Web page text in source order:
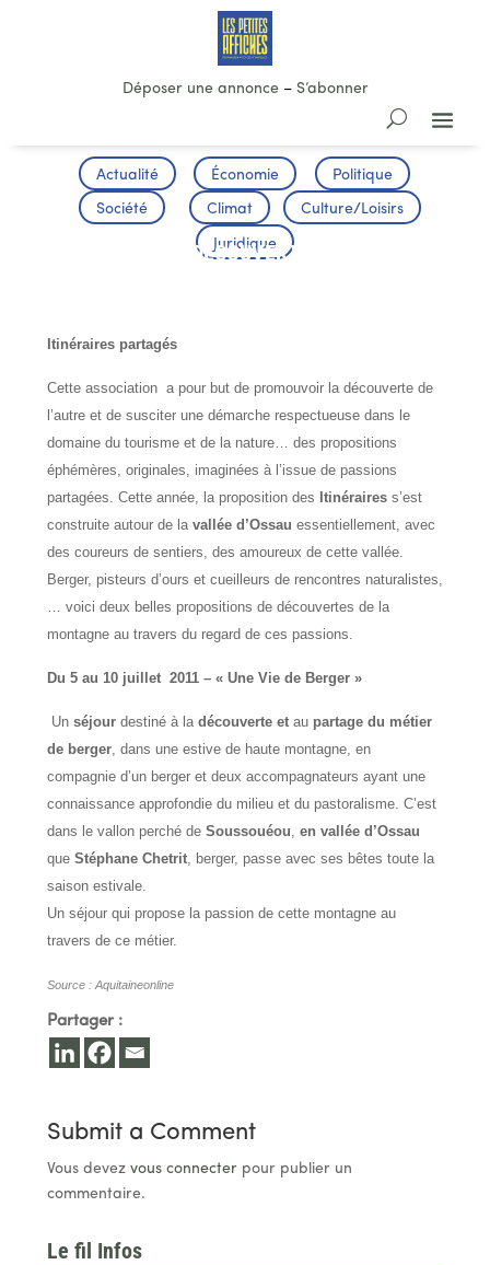
Déposer une annonce– S’abonner
Actualité Économie Politique
Société Climat Culture/Loisirs
Juridique
RANDONNEE DECOUVERTE ORIGINALE
Itinéraires partagés
Cette association a pour but de promouvoir la découverte de
l’autre et de susciter une démarche respectueuse dans le
domaine du tourisme et de la nature… des propositions
éphémères, originales, imaginées à l’issue de passions
partagées. Cette année, la proposition des Itinérairess’est
construite autour de la vallée d’Ossau essentiellement, avec
des coureurs de sentiers, des amoureux de cette vallée.
Berger, pisteurs d’ours et cueilleurs de rencontres naturalistes,
… voici deux belles propositions de découvertes de la
montagne au travers du regard de ces passions.
Du 5 au 10 juillet 2011 – « Une Vie de Berger »
Un séjourdestiné à la découverte etau partage du métier
de berger, dans une estive de haute montagne, en
compagnie d’un berger et deux accompagnateurs ayant une
connaissance approfondie du milieu et du pastoralisme. C’est
dans le vallon perché de Soussouéou en vallée d’Ossau
que Stéphane Chetrit, berger, passe avec ses bêtes toute la
saison estivale.
Un séjour qui propose la passion de cette montagne au
travers de ce métier.
Source : Aquitaineonline
Partager :
Submit a Comment
Vous devez vous connecterpour publier un
commentaire.
Le fil Infos